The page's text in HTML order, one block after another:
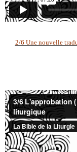
2/6 Une nouvelle